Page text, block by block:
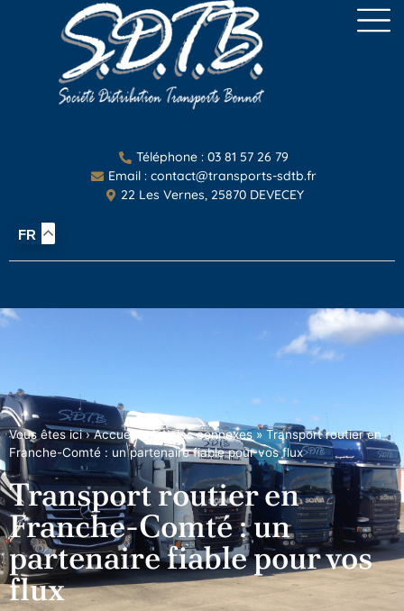
Téléphone : 03 81 57 26 79
Email : contact@transports-sdtb.fr
22 Les Vernes, 25870 DEVECEY
FR
Vous êtes ici ›Accueil »Articles connexes»Transport routier en
Franche-Comté : un partenaire fiable pour vos flux
Transport routier en
Franche-Comté : un
partenaire fiable pour vos
flux